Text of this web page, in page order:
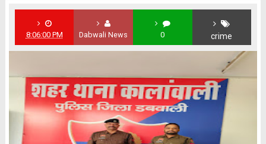
8:06:00 PM Dabwali News 0 crime